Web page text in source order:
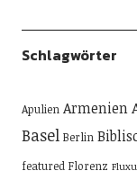
Schlagwörter
Apulien Armenien
Basel Berlin
featured Florenz